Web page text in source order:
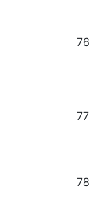
76
77
78